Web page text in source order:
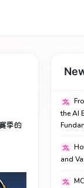
季的
the AI
and